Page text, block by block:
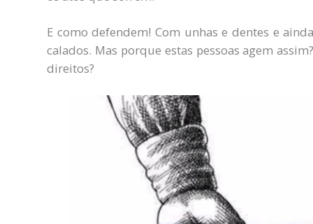
E como defendem! Com unhas e dentes e
calados. Mas porque estas pessoas agem
direitos?